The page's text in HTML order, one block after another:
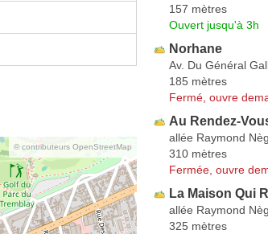
© contributeurs OpenStreetMap
157 mètres
Ouvert jusqu'à 3h
Norhane
Av. Du Général
185 mètres
Fermé, ouvre
Au Rendez-
allée Raymond
310 mètres
Fermée, ouvre
La Maison Qui
allée Raymond
325 mètres